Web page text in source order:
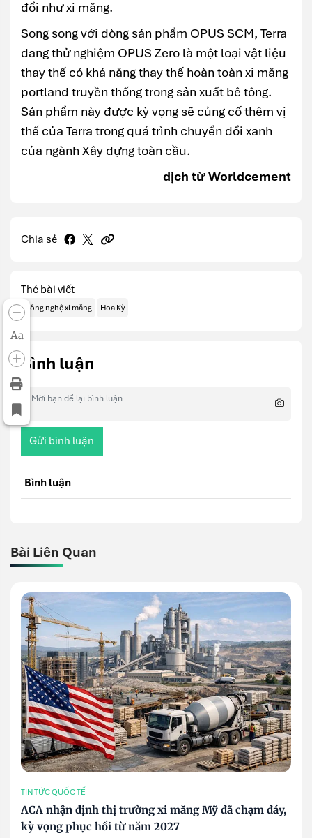
Aa
đổi như xi măng.
Song song với dòng sản phẩm OPUS SCM, Terra
đang thử nghiệm OPUS Zero là một loại vật liệu
thay thế có khả năng thay thế hoàn toàn xi măng
portland truyền thống trong sản xuất bê tông.
Sản phẩm này được kỳ vọng sẽ củng cố thêm vị
thế của Terra trong quá trình chuyển đổi xanh
của ngành Xây dựng toàn cầu.
dịch từ Worldcement
Chia sẻ
Thẻ bài viết
Công nghệ xi măng Hoa Kỳ
Bình luận
Gửi bình luận
Bình luận
Bài Liên Quan
TIN TỨC QUỐC TẾ
ACA nhận định thị trường xi măng Mỹ đã chạm đáy,
kỳ vọng phục hồi từ năm 2027